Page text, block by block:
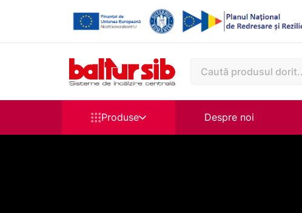
Produse Despre noi